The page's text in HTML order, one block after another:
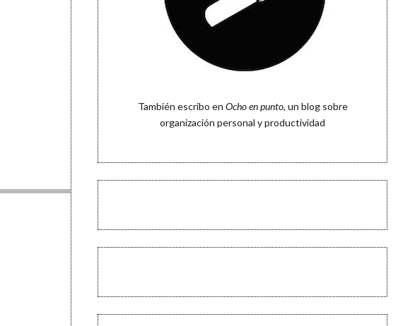
También escribo en Ocho en punto, un blog sobre
organización personal y productividad